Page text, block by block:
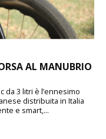
AL MANUBRIO
da 3 litri è l’ennesimo
distribuita in Italia
e smart,...